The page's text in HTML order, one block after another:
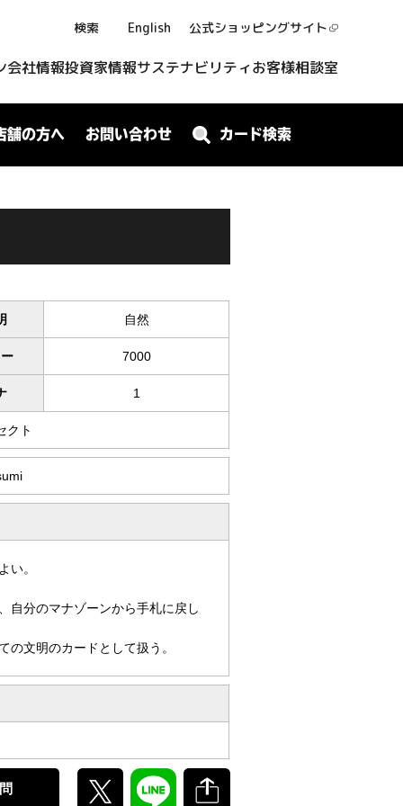
検索 English 公式ショッピングサイト
会社情報投資家情報サステナビリティお客様相談室
舗の方へ お問い合わせ カード検索
自然
7000
1
クト
い。
自分のマナゾーンから手札に戻し
の文明のカードとして扱う。